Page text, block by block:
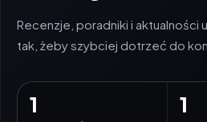
Recenzje, poradniki i aktualności
tak, żeby szybciej dotrzeć do
1 1